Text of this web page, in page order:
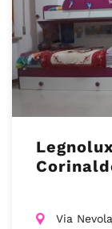
Via